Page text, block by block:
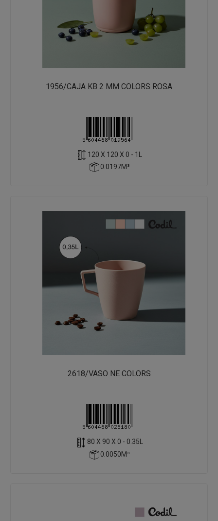
1956/CAJA KB 2 MM COLORS ROSA
120 X 120 X 0 - 1L
0.0197M³
2618/VASO NE COLORS
80 X 90 X 0 - 0.35L
0.0050M³